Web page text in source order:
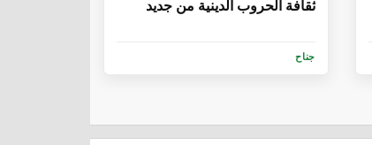
ثقافة الحروب الدينية من جديد
جناح